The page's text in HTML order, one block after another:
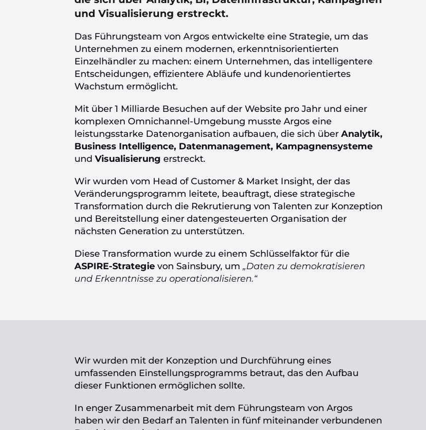
und Visualisierung erstreckt.
Das Führungsteam von Argos entwickelte eine Strategie, um das
Unternehmen zu einem modernen, erkenntnisorientierten
Einzelhändler zu machen: einem Unternehmen, das intelligentere
Entscheidungen, effizientere Abläufe und kundenorientiertes
Wachstum ermöglicht.
Mit über 1 Milliarde Besuchen auf der Website pro Jahr und einer
komplexen Omnichannel-Umgebung musste Argos eine
leistungsstarke Datenorganisation aufbauen, die sich überAnalytik,
Business Intelligence, Datenmanagement, Kampagnensysteme
undVisualisierung erstreckt.
Wir wurden vom Head of Customer & Market Insight, der das
Veränderungsprogramm leitete, beauftragt, diese strategische
Transformation durch die Rekrutierung von Talenten zur Konzeption
und Bereitstellung einer datengesteuerten Organisation der
nächsten Generation zu unterstützen.
Diese Transformation wurde zu einem Schlüsselfaktor für die
ASPIRE-Strategie von Sainsbury, um„Daten zu demokratisieren
und Erkenntnisse zu operationalisieren.“
Wir wurden mit der Konzeption und Durchführung eines
umfassenden Einstellungsprogramms betraut, das den Aufbau
dieser Funktionen ermöglichen sollte.
In enger Zusammenarbeit mit dem Führungsteam von Argos
haben wir den Bedarf an Talenten in fünf miteinander verbundenen